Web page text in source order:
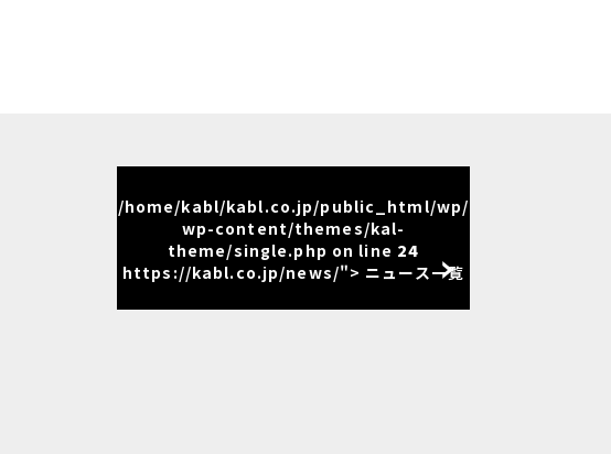
/home/kabl/kabl.co.jp/public_html/wp/
wp-content/themes/kal-
theme/single.php on line 24
https://kabl.co.jp/news/"> ニュース一覧